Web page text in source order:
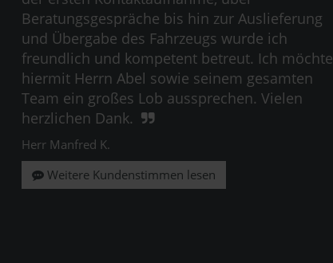
Beratungsgespräche bis hin zur Auslieferung
und Übergabe des Fahrzeugs wurde ich
freundlich und kompetent betreut. Ich möchte
hiermit Herrn Abel sowie seinem gesamten
Team ein großes Lob aussprechen. Vielen
herzlichen Dank.
Herr Manfred K.
Weitere Kundenstimmen lesen